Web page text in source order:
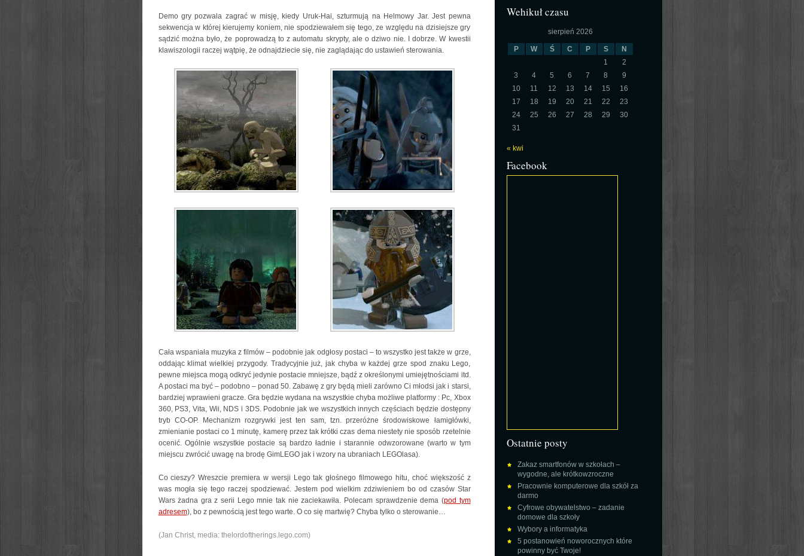
Demo gry pozwala zagrać w misję, kiedy Uruk-Hai, szturmują na Helmowy Jar. Jest pewna
sekwencja w której kierujemy koniem, nie spodziewałem się tego, ze względu na dzisiejsze gry
sądzić można było, że poprowadzą to z automatu skrypty, ale o dziwo nie. I dobrze. W kwestii
klawiszologii raczej wątpię, że odnajdziecie się, nie zaglądając do ustawień sterowania.
Cała wspaniała muzyka z filmów – podobnie jak odgłosy postaci – to wszystko jest także w grze,
oddając klimat wielkiej przygody. Tradycyjnie już, jak chyba w każdej grze spod znaku Lego,
pewne miejsca mogąodkryć jedynie postacie mniejsze, bądź z określonymi umiejętnościami itd.
A postaci ma być – podobno – ponad 50. Zabawę z gry będą mieli zarówno Ci młodsi jak i starsi,
bardziej wprawieni gracze. Gra będzie wydana na wszystkie chyba możliwe platformy : Pc, Xbox
360, PS3, Vita, Wii, NDS i 3DS. Podobnie jak we wszystkich innych częściach będzie dostępny
tryb CO-OP. Mechanizm rozgrywki jest ten sam, tzn. przeróżne środowiskowe łamigłówki,
zmienianie postaci co 1 minutę, kamerę przez tak krótki czas dema niestety nie sposób rzetelnie
ocenić. Ogólnie wszystkie postacie są bardzo ładnie i starannie odwzorowane (warto w tym
miejscu zwrócić uwagę na brodę GimLEGO jak i wzory na ubraniach LEGOlasa).
Co cieszy? Wreszcie premiera w wersji Lego tak głośnego filmowego hitu, choć większość z
was mogła się tego raczej spodziewać. Jestem pod wielkim zdziwieniem bo od czasów Star
Wars żadna gra z serii Lego mnie tak nie zaciekawiła. Polecam sprawdzenie dema (pod tym
adresem), bo z pewnością jest tego warte. O co się martwię? Chyba tylko o sterowanie…
(Jan Christ, media: thelordoftherings.lego.com)
Wehikuł czasu
sierpień 2026
P W Ś C P S
N
1
2
3
4 5 6 7 8
9
10
11 12 13 14 15
16
17
18 19 20 21 22
23
24
25 26 27 28 29
30
31
« kwi
Facebook
Ostatnie posty
Zakaz smartfonów w szkołach –
wygodne, ale krótkowzroczne
Pracownie komputerowe dla szkół za
darmo
Cyfrowe obywatelstwo – zadanie
domowe dla szkoły
Wybory a informatyka
5 postanowień noworocznych które
powinny być Twoje!